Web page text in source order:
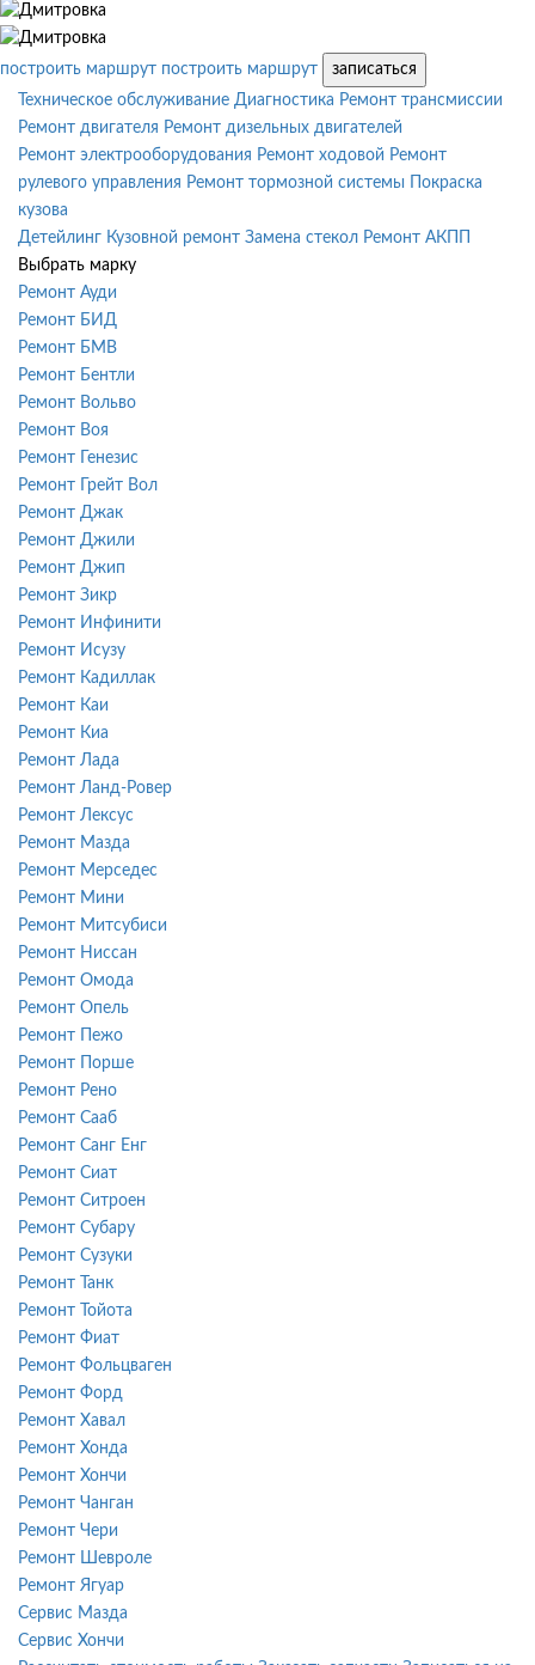
построить маршрут построить маршрут
записаться
Техническое обслуживание Диагностика Ремонт трансмиссии
Ремонт двигателя Ремонт дизельных двигателей
Ремонт электрооборудования Ремонт ходовой Ремонт
рулевого управления Ремонт тормозной системы
Покраска
кузова
Детейлинг Кузовной ремонт Замена стекол Ремонт АКПП
Выбрать марку
Ремонт Ауди
Ремонт БИД
Ремонт БМВ
Ремонт Бентли
Ремонт Вольво
Ремонт Воя
Ремонт Генезис
Ремонт Грейт Вол
Ремонт Джак
Ремонт Джили
Ремонт Джип
Ремонт Зикр
Ремонт Инфинити
Ремонт Исузу
Ремонт Кадиллак
Ремонт Каи
Ремонт Киа
Ремонт Лада
Ремонт Ланд-Ровер
Ремонт Лексус
Ремонт Мазда
Ремонт Мерседес
Ремонт Мини
Ремонт Митсубиси
Ремонт Ниссан
Ремонт Омода
Ремонт Опель
Ремонт Пежо
Ремонт Порше
Ремонт Рено
Ремонт Сааб
Ремонт Санг Енг
Ремонт Сиат
Ремонт Ситроен
Ремонт Субару
Ремонт Сузуки
Ремонт Танк
Ремонт Тойота
Ремонт Фиат
Ремонт Фольцваген
Ремонт Форд
Ремонт Хавал
Ремонт Хонда
Ремонт Хончи
Ремонт Чанган
Ремонт Чери
Ремонт Шевроле
Ремонт Ягуар
Сервис Мазда
Сервис Хончи